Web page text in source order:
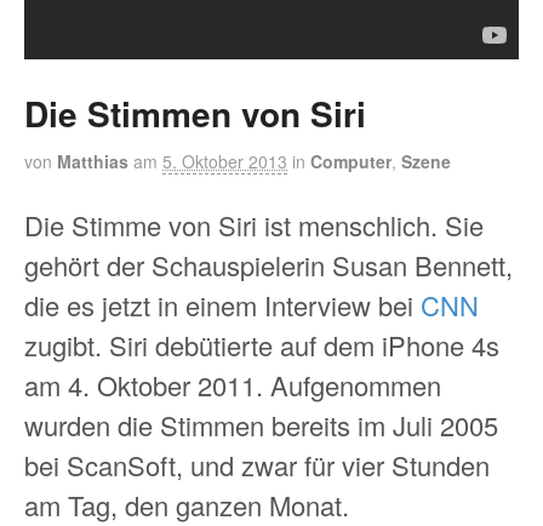
Die Stimmen von Siri
von Matthias am 5. Oktober 2013 in Computer, Szene
Die Stimme von Siri ist menschlich. Sie
gehört der Schauspielerin Susan Bennett,
die es jetzt in einem Interview bei CNN
zugibt. Siri debütierte auf dem iPhone 4s
am 4. Oktober 2011. Aufgenommen
wurden die Stimmen bereits im Juli 2005
bei ScanSoft, und zwar für vier Stunden
am Tag, den ganzen Monat.